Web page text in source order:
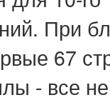
При
67
- все